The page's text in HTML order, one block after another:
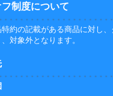
制度について
約の記載がある商品に対し
対象外となります。